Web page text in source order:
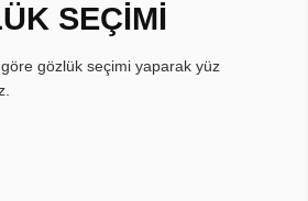
SEÇİMİ
gözlük seçimi yaparak yüz